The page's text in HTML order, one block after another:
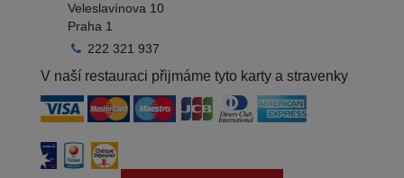
Veleslavínova 10
Praha 1
222 321 937
V naší restauraci přijmáme tyto karty a stravenky